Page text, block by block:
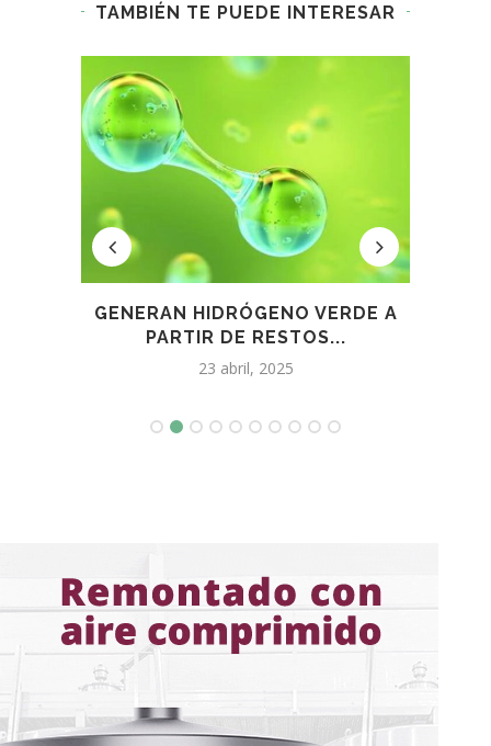
TAMBIÉN TE PUEDE INTERESAR
GENERAN HIDRÓGENO VERDE A
PARTIR DE RESTOS...
23 abril, 2025